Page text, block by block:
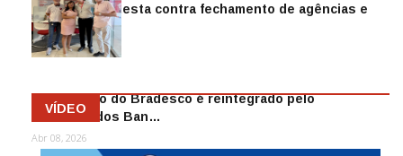
Sindicato protesta contra fechamento de agências e
as demiss…
Mai 13, 2026
Funcionário do Bradesco é reintegrado pelo
Sindicato dos Ban…
Abr 08, 2026
VÍDEO